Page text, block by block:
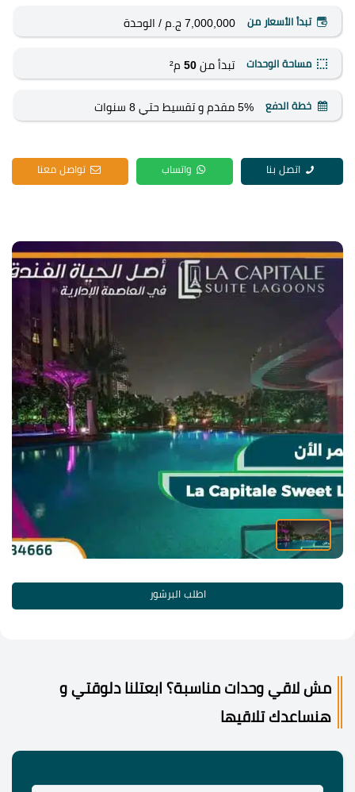
تبدأ الأسعار من 7,000,000 ج.م / الوحدة
مساحة الوحدات تبدأ من 50م²
خطة الدفع 5% مقدم و تقسيط حتي 8 سنوات
اتصل بنا واتساب تواصل معنا
اطلب البرشور
مش لاقي وحدات مناسبة؟ ابعتلنا دلوقتي و
هنساعدك تلاقيها